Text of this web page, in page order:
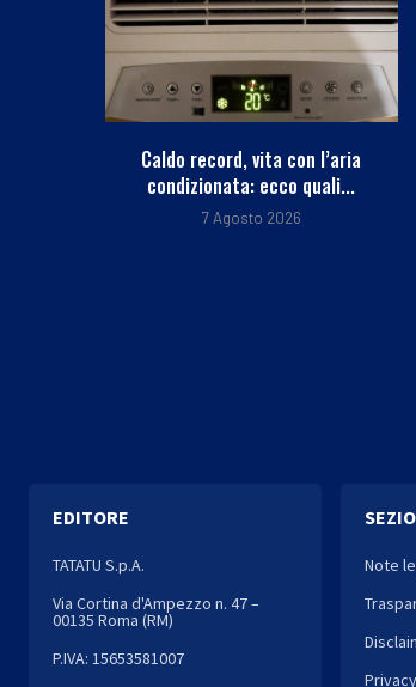
Tra bambini e ragazzi in
aumento uso psicofarmaci,...
7 Agosto 2026
EDITORE
TATATU S.p.A.
Via Cortina d'Ampezzo n. 47 –
00135 Roma (RM)
P.IVA: 15653581007
Note